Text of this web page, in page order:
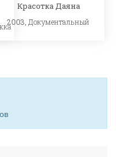
Красотка Даяна
2003,Документальный